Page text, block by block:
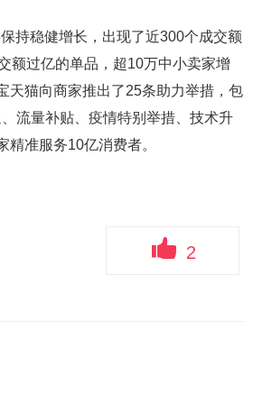
持稳健增长，出现了近300个成交额
额过亿的单品，超10万中小卖家增
天猫向商家推出了25条助力举措，包
流量补贴、疫情特别举措、技术升
精准服务10亿消费者。
2